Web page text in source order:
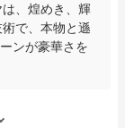
、煌めき、輝
で、本物と遜
ンが豪華さを